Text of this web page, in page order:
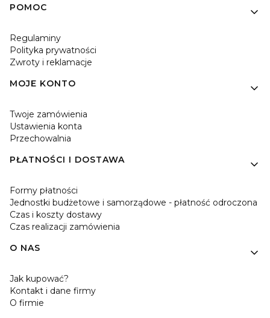
Linki w stopce
POMOC
Regulaminy
Polityka prywatności
Zwroty i reklamacje
MOJE KONTO
Twoje zamówienia
Ustawienia konta
Przechowalnia
PŁATNOŚCI I DOSTAWA
Formy płatności
Jednostki budżetowe i samorządowe - płatność odroczona
Czas i koszty dostawy
Czas realizacji zamówienia
O NAS
Jak kupować?
Kontakt i dane firmy
O firmie